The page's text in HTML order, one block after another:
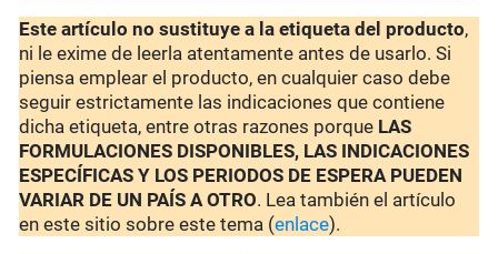
Este artículo no sustituye a la etiqueta del producto,
ni le exime de leerla atentamente antes de usarlo. Si
piensa emplear el producto, en cualquier caso debe
seguir estrictamente las indicaciones que contiene
dicha etiqueta, entre otras razones porque LAS
FORMULACIONES DISPONIBLES, LAS INDICACIONES
ESPECÍFICAS Y LOS PERIODOS DE ESPERA PUEDEN
VARIAR DE UN PAÍS A OTRO. Lea también el artículo
en este sitio sobre este tema (enlace).